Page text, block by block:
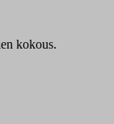
kokous.